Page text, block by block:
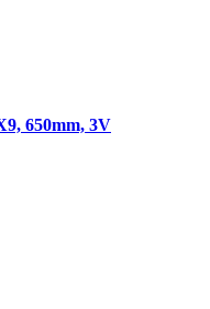
650mm, 3V